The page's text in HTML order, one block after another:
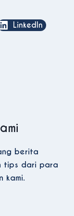
LinkedIn
berita
tips dari para
kami.